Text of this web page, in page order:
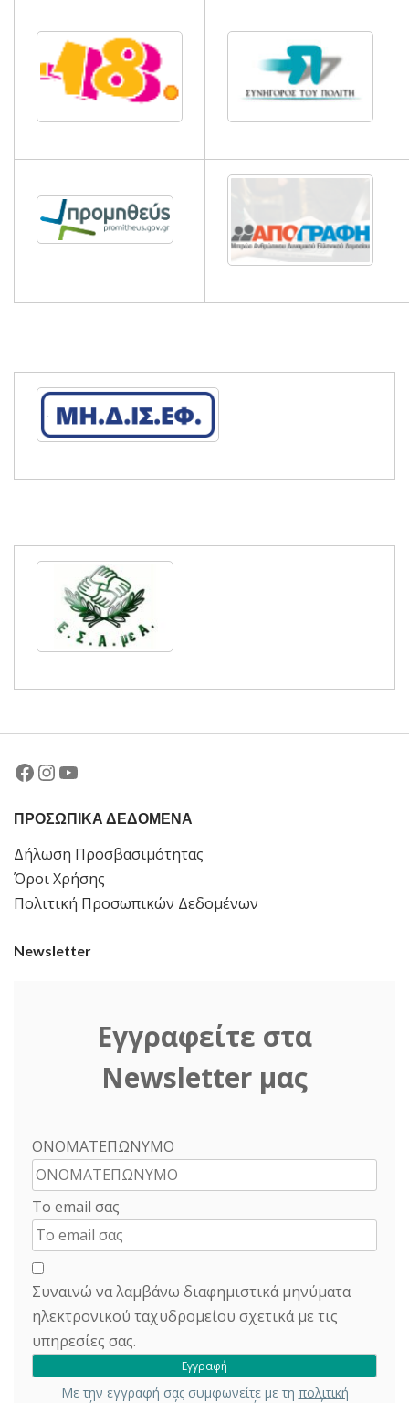
Facebook
Instagram
YouTube
ΠΡΟΣΩΠΙΚΑ ΔΕΔΟΜΕΝΑ
Δήλωση Προσβασιμότητας
Όροι Χρήσης
Πολιτική Προσωπικών Δεδομένων
Newsletter
Εγγραφείτε στα
Newsletter μας
ΟΝΟΜΑΤΕΠΩΝΥΜΟ
Το email σας
Συναινώ να λαμβάνω διαφημιστικά μηνύματα
ηλεκτρονικού ταχυδρομείου σχετικά με τις
υπηρεσίες σας.
Με την εγγραφή σας συμφωνείτε με τη πολιτική